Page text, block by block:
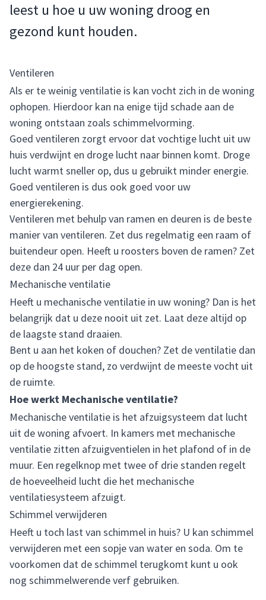
leest u hoe u uw woning droog en
gezond kunt houden.
Ventileren
Als er te weinig ventilatie is kan vocht zich in de woning
ophopen. Hierdoor kan na enige tijd schade aan de
woning ontstaan zoals schimmelvorming.
Goed ventileren zorgt ervoor dat vochtige lucht uit uw
huis verdwijnt en droge lucht naar binnen komt. Droge
lucht warmt sneller op, dus u gebruikt minder energie.
Goed ventileren is dus ook goed voor uw
energierekening.
Ventileren met behulp van ramen en deuren is de beste
manier van ventileren. Zet dus regelmatig een raam of
buitendeur open. Heeft u roosters boven de ramen? Zet
deze dan 24 uur per dag open.
Mechanische ventilatie
Heeft u mechanische ventilatie in uw woning? Dan is het
belangrijk dat u deze nooit uit zet. Laat deze altijd op
de laagste stand draaien.
Bent u aan het koken of douchen? Zet de ventilatie dan
op de hoogste stand, zo verdwijnt de meeste vocht uit
de ruimte.
Hoe werkt Mechanische ventilatie?
Mechanische ventilatie is het afzuigsysteem dat lucht
uit de woning afvoert. In kamers met mechanische
ventilatie zitten afzuigventielen in het plafond of in de
muur. Een regelknop met twee of drie standen regelt
de hoeveelheid lucht die het mechanische
ventilatiesysteem afzuigt.
Schimmel verwijderen
Heeft u toch last van schimmel in huis? U kan schimmel
verwijderen met een sopje van water en soda. Om te
voorkomen dat de schimmel terugkomt kunt u ook
nog schimmelwerende verf gebruiken.